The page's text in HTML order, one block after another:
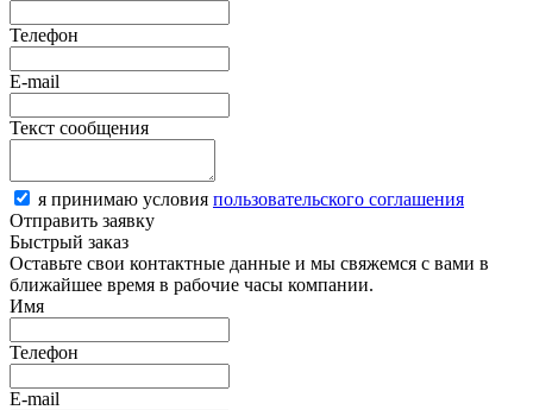
Телефон
E-mail
Текст сообщения
я принимаю условия пользовательского соглашения
Отправить заявку
Быстрый заказ
Оставьте свои контактные данные и мы свяжемся с вами в
ближайшее время в рабочие часы компании.
Имя
Телефон
E-mail